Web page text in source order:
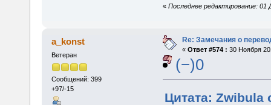
« Последнее редактирование: 01
a_konst
Ветеран
Сообщений: 399
+97/-15
Re: Замечания о
« Ответ #574 : 30 Ноября
(−)0
Цитата: Zwibula